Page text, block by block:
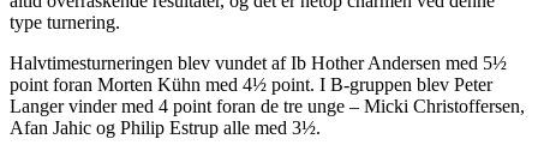
type turnering.
Halvtimesturneringen blev vundet af Ib Hother Andersen med 5½
point foran Morten Kühn med 4½ point. I B-gruppen blev Peter
Langer vinder med 4 point foran de tre unge – Micki Christoffersen,
Afan Jahic og Philip Estrup alle med 3½.